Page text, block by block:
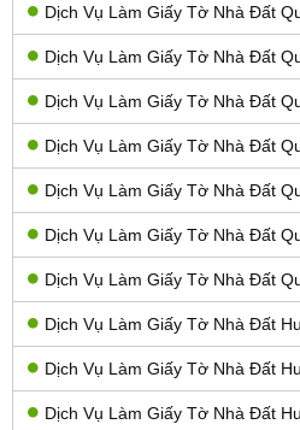
Dịch Vụ Làm Giấy Tờ Nhà Đất
Dịch Vụ Làm Giấy Tờ Nhà Đất
Dịch Vụ Làm Giấy Tờ Nhà Đất
Dịch Vụ Làm Giấy Tờ Nhà Đất
Dịch Vụ Làm Giấy Tờ Nhà Đất
Dịch Vụ Làm Giấy Tờ Nhà Đất
Dịch Vụ Làm Giấy Tờ Nhà Đất
Dịch Vụ Làm Giấy Tờ Nhà Đất
Dịch Vụ Làm Giấy Tờ Nhà Đất
Dịch Vụ Làm Giấy Tờ Nhà Đất